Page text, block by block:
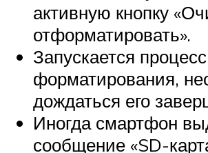
активную кнопку
отформатировать».
Запускается процесс
форматирования,
дождаться его
Иногда смартфон
сообщение «SD-